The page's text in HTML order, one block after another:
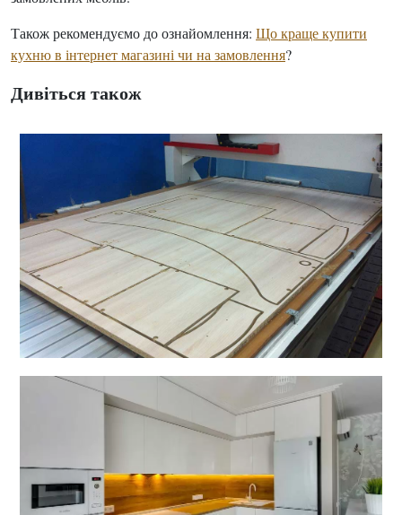
Також рекомендуємо до ознайомлення: Що краще купити
кухню в інтернет магазині чи на замовлення?
Дивіться також